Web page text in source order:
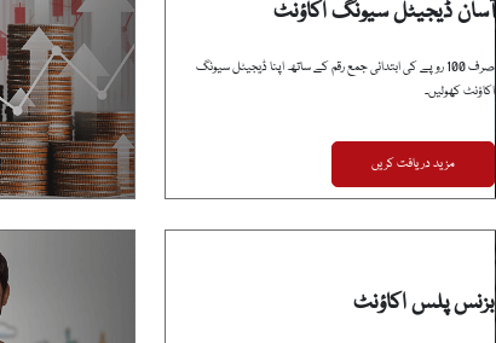
آسان ڈیجیٹل سیونگ اکاؤنٹ
صرف 100 روپے کی ابتدائی جمع رقم کے ساتھ اپنا ڈیجیٹل سیونگ
اکاؤنٹ کھولیں۔
مزید دریافت کریں
بزنس پلس اکاؤنٹ